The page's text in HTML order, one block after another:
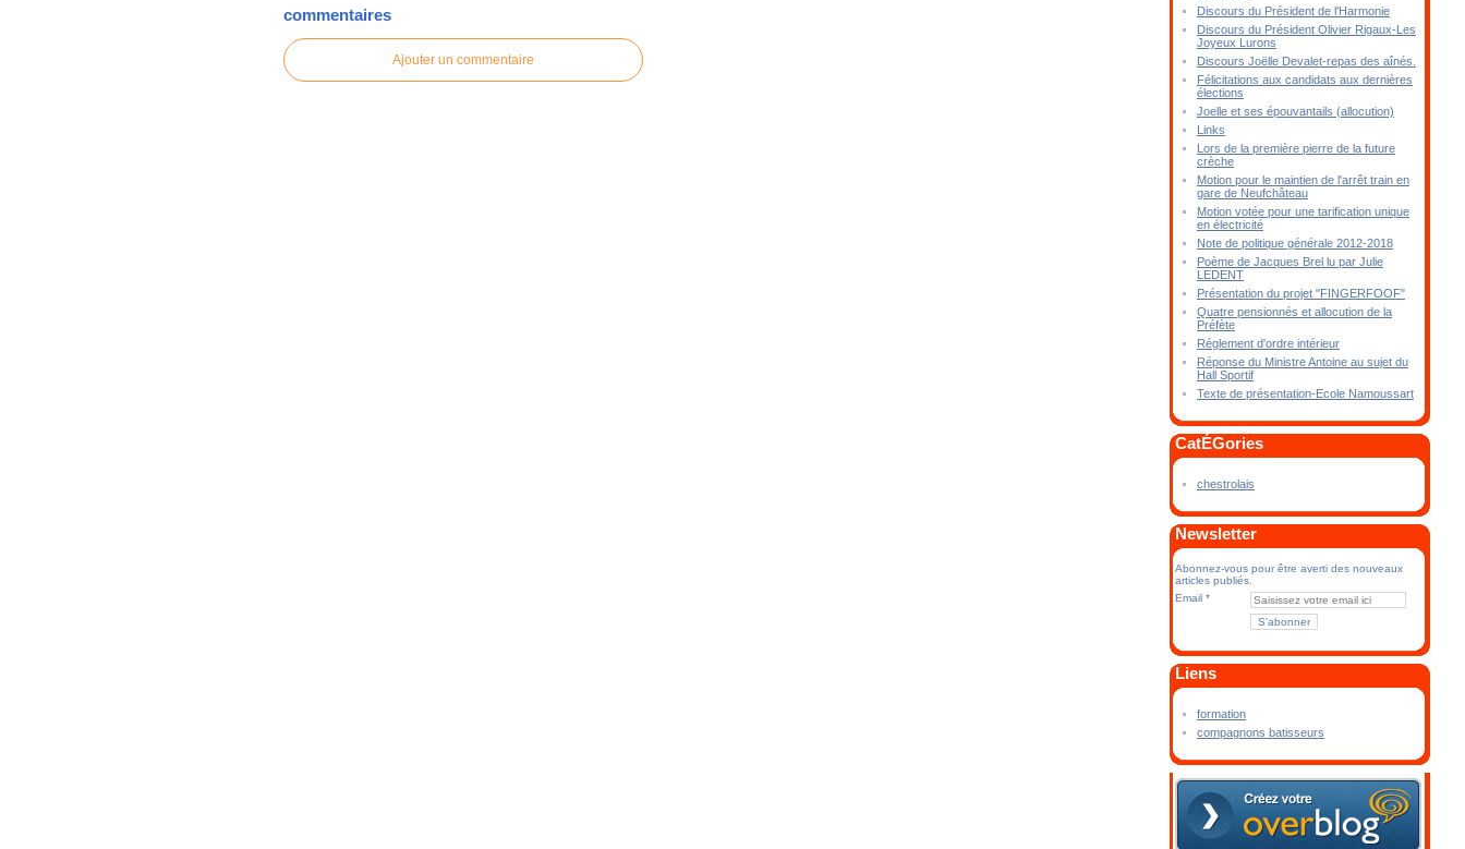
commentaires
Ajouter un commentaire
Discours du Président de l'Harmonie
Discours du Président Olivier Rigaux-Les
Joyeux Lurons
Discours Joëlle Devalet-repas des aînés.
Félicitations aux candidats aux dernières
élections
Joelle et ses épouvantails (allocution)
Links
Lors de la première pierre de la future
crèche
Motion pour le maintien de l'arrêt train en
gare de Neufchâteau
Motion votée pour une tarification unique
en électricité
Note de politique générale 2012-2018
Poème de Jacques Brel lu par Julie
LEDENT
Présentation du projet "FINGERFOOF"
Quatre pensionnés et allocution de la
Préfète
Réglement d'ordre intérieur
Réponse du Ministre Antoine au sujet du
Hall Sportif
Texte de présentation-Ecole Namoussart
CatÉGories
chestrolais
Newsletter
Abonnez-vous pour être averti des nouveaux
articles publiés.
Email
Liens
formation
compagnons batisseurs